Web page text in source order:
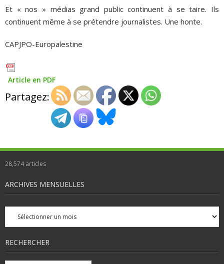
Et « nos » médias grand public continuent à se taire. Ils
continuent même à se prétendre journalistes. Une honte.
CAPJPO-Europalestine
Article en PDF
Partagez:
28,574articles
ARCHIVES MENSUELLES
Archives
mensuelles
RECHERCHER